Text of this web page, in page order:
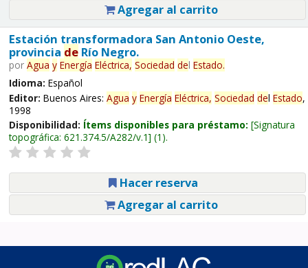
Agregar al carrito
Estación transformadora San Antonio Oeste,
provincia deRío Negro.
por Agua y Energía Eléctrica, Sociedad del Estado.
Idioma: Español
Editor: Buenos Aires: Agua y Energía Eléctrica, Sociedad del Estado,
1998
Disponibilidad: Ítems disponibles para préstamo: Signatura
topográfica: 621.374.5/A282/v.1 (1).
Hacer reserva
Agregar al carrito